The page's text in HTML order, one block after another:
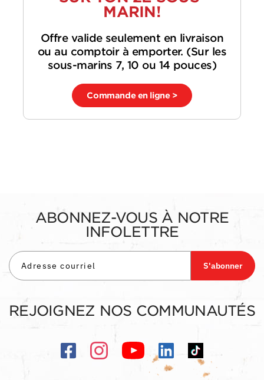
MARIN!
Offre valide seulement en livraison
ou au comptoir à emporter. (Sur les
sous-marins 7, 10 ou 14 pouces)
Commande en ligne >
ABONNEZ-VOUS À NOTRE
INFOLETTRE
S'abonner
REJOIGNEZ NOS COMMUNAUTÉS